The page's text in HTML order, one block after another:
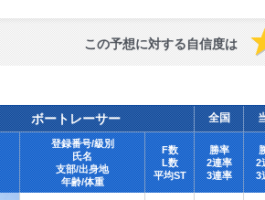
この予想に対する自信度は
ボートレーサー 全国
登録番号/級別
氏名
支部/出身地
年齢/体重
F数
L数
平均ST
勝率
2連率
3連率
2
3